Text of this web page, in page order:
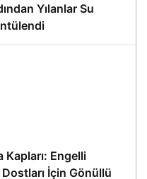
Yılanlar Su
Kapları: Engelli
İçin Gönüllü